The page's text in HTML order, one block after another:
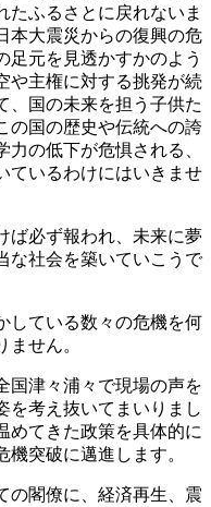
たふるさとに戻れないま
本大震災からの復興の危
足元を見透かすかのよう
や主権に対する挑発が続
、国の未来を担う子供た
の国の歴史や伝統への誇
の低下が危惧される、
ているわけにはいきませ
必ず報われ、未来に夢
な社会を築いていこうで
ている数々の危機を何
せん。
津々浦々で現場の声を
を考え抜いてまいりまし
めてきた政策を具体的に
突破に邁進します。
閣僚に、経済再生、震